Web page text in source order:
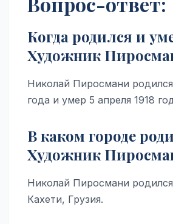
Когда родился и
Художник
Николай Пиросмани
года и умер 5 апреля 1918
В каком городе
Художник
Николай Пиросмани
Кахети, Грузия.